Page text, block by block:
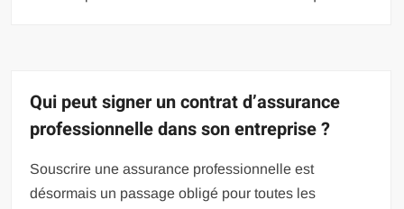
Qui peut signer un contrat d’assurance
professionnelle dans son entreprise ?
Souscrire une assurance professionnelle est
désormais un passage obligé pour toutes les